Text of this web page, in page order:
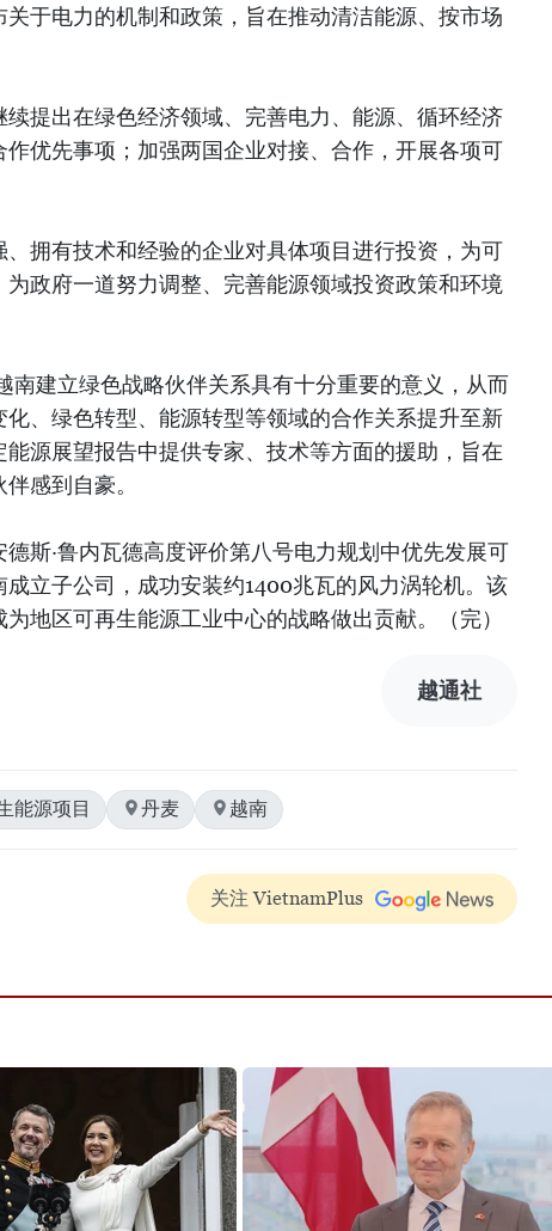
于电力的机制和政策，旨在推动清洁能源、按市场
提出在绿色经济领域、完善电力、能源、循环经济
优先事项；加强两国企业对接、合作，开展各项可
拥有技术和经验的企业对具体项目进行投资，为可
政府一道努力调整、完善能源领域投资政策和环境
南建立绿色战略伙伴关系具有十分重要的意义，从而
、绿色转型、能源转型等领域的合作关系提升至新
源展望报告中提供专家、技术等方面的援助，旨在
感到自豪。
斯·鲁内瓦德高度评价第八号电力规划中优先发展可
立子公司，成功安装约1400兆瓦的风力涡轮机。该
地区可再生能源工业中心的战略做出贡献。（完）
越通社
能源项目 丹麦 越南
关注 VietnamPlus